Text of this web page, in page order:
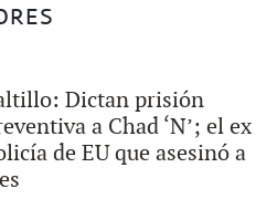
Dictan prisión
a Chad ‘N’; el ex
de EU que asesinó a